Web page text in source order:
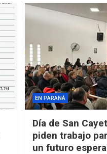
EN PARANÁ
Día de San
piden trabajo
un futuro